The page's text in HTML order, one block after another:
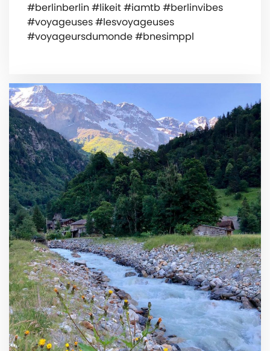
#berlinberlin #likeit #iamtb #berlinvibes
#voyageuses #lesvoyageuses
#voyageursdumonde #bnesimppl